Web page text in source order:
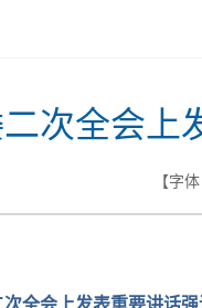
次全会上
【字体
全会上发表重要讲话强